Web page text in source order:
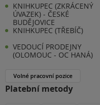
KNIHKUPEC (ZKRÁCENÝ
ÚVAZEK) - ČESKÉ
BUDĚJOVICE
KNIHKUPEC (TŘEBÍČ)
VEDOUCÍ PRODEJNY
(OLOMOUC - OC HANÁ)
Volné pracovní pozice
Platební metody